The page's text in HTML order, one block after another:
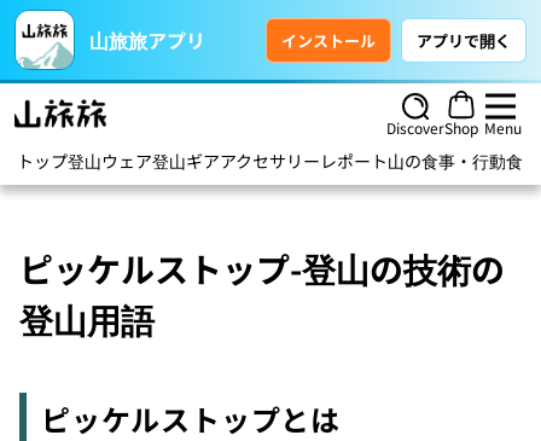
山旅旅アプリ インストール アプリで開く
DiscoverShop Menu
トップ登山ウェア登山ギアアクセサリー レポート山の食事・行動食
ピッケルストップ-登山の技術の
登山用語
ピッケルストップとは